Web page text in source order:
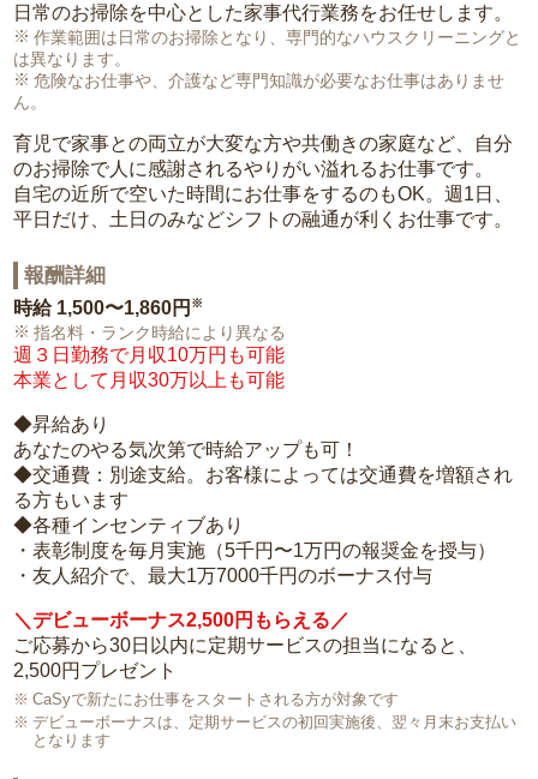
日常のお掃除を中心とした家事代行業務をお任せします。
作業範囲は日常のお掃除となり、専門的なハウスクリーニングと
は異なります。
危険なお仕事や、介護など専門知識が必要なお仕事はありませ
ん。
育児で家事との両立が大変な方や共働きの家庭など、自分
のお掃除で人に感謝されるやりがい溢れるお仕事です。
自宅の近所で空いた時間にお仕事をするのもOK。週1日、
平日だけ、土日のみなどシフトの融通が利くお仕事です。
報酬詳細
時給 1,500〜1,860円 ※
指名料・ランク時給により異なる
週３日勤務で月収10万円も可能
本業として月収30万以上も可能
◆昇給あり
あなたのやる気次第で時給アップも可！
◆交通費：別途支給。お客様によっては交通費を増額され
る方もいます
◆各種インセンティブあり
・表彰制度を毎月実施（5千円〜1万円の報奨金を授与）
・友人紹介で、最大1万7000千円のボーナス付与
＼デビューボーナス2,500円もらえる／
ご応募から30日以内に定期サービスの担当になると、
2,500円プレゼント
CaSyで新たにお仕事をスタートされる方が対象です
デビューボーナスは、定期サービスの初回実施後、翌々月末お支払い
となります